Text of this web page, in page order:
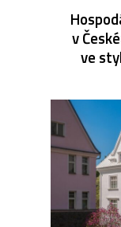
v
ve